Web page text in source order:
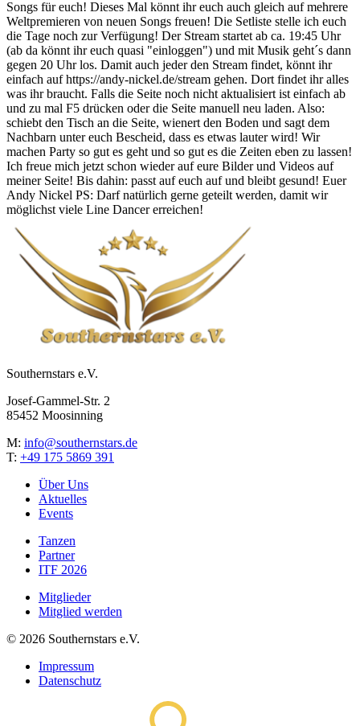
Songs für euch! Dieses Mal könnt ihr euch auch gleich auf mehrere
Weltpremieren von neuen Songs freuen! Die Setliste stelle ich euch
die Tage noch zur Verfügung! Der Stream startet ab ca. 19:45 Uhr
(ab da könnt ihr euch quasi "einloggen") und mit Musik geht´s dann
gegen 20 Uhr los. Damit auch jeder den Stream findet, könnt ihr
einfach auf https://andy-nickel.de/stream gehen. Dort findet ihr alles
was ihr braucht. Falls die Seite noch nicht aktualisiert ist einfach ab
und zu mal F5 drücken oder die Seite manuell neu laden. Also:
schiebt den Tisch an die Seite, wienert den Boden und sagt dem
Nachbarn unter euch Bescheid, dass es etwas lauter wird! Wir
machen Party so gut es geht und so gut es die Zeiten eben zu lassen!
Ich freue mich jetzt schon wieder auf eure Bilder und Videos auf
meiner Seite! Bis dahin: passt auf euch auf und bleibt gesund! Euer
Andy Nickel PS: Darf natürlich gerne geteilt werden, damit wir
möglichst viele Line Dancer erreichen!
Southernstars e.V.
Josef-Gammel-Str. 2
85452 Moosinning
M: info@southernstars.de
T: +49 175 5869 391
Über Uns
Aktuelles
Events
Tanzen
Partner
ITF 2026
Mitglieder
Mitglied werden
© 2026 Southernstars e.V.
Impressum
Datenschutz